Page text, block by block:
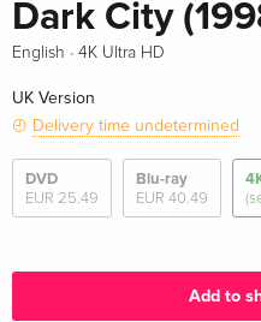
Dark City
English · 4K Ultra HD
UK Version
Delivery time undetermined
DVD
EUR 25.49
Blu-ray
EUR 40.49
Add to